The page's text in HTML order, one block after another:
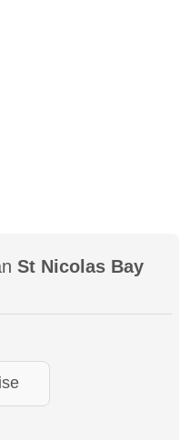
St Nicolas Bay